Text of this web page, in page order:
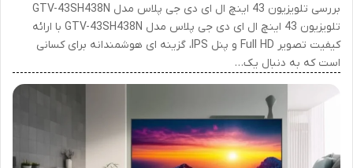
بررسی تلویزیون 43 اینچ ال ای دی جی پلاس مدل GTV-43SH438N
تلویزیون 43 اینچ ال ای دی جی پلاس مدل GTV-43SH438N با ارائه
کیفیت تصویر Full HD و پنل IPS، گزینه ای هوشمندانه برای کسانی
است که به دنبال یک…